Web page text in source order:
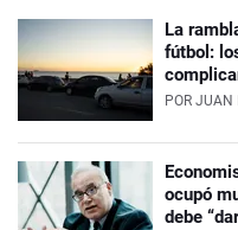
La
fútbol:
POR JUAN
ocupó
debe